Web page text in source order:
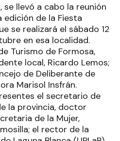
se llevó a cabo la reunión
edición de la Fiesta
se realizará el sábado 12
en esa localidad.
Turismo de Formosa,
local, Ricardo Lemos;
de Deliberante de
Marisol Insfrán.
el secretario de
la provincia, doctor
de la Mujer,
el rector de la